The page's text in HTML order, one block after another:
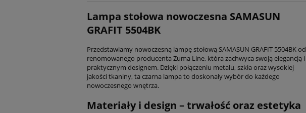
Lampa stołowa nowoczesna SAMASUN
GRAFIT 5504BK
Przedstawiamy nowoczesną lampę stołową SAMASUN GRAFIT 5504BK od
renomowanego producenta Zuma Line, która zachwyca swoją elegancją i
praktycznym designem. Dzięki połączeniu metalu, szkła oraz wysokiej
jakości tkaniny, ta czarna lampa to doskonały wybór do każdego
nowoczesnego wnętrza.
Materiały i design – trwałość oraz estetyka